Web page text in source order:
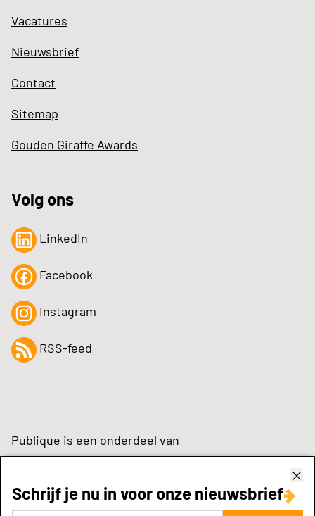
Schrijf je nu in voor onze nieuwsbrief
Vacatures
Nieuwsbrief
Contact
Sitemap
Gouden Giraffe Awards
Volg ons
LinkedIn
Facebook
Instagram
RSS-feed
Publique is een onderdeel van